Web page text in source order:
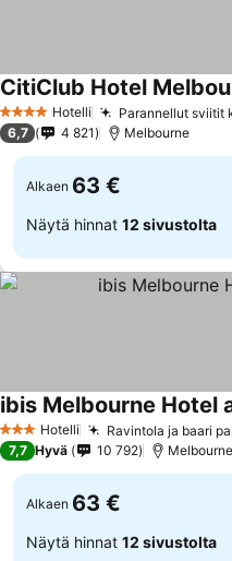
4 Tähtiluokitus
Hotelli Parannellut sviitit
CitiClub Hotel
6,7 4 821 Melbourne
Alkaen 63 €
Näytä hinnat 12 sivustolta
3 Tähtiluokitus
Hotelli Ravintola ja baari
ibis Melbourne Hotel
7,7 Hyvä 10 792 Melbourne
Alkaen 63 €
Näytä hinnat 12 sivustolta